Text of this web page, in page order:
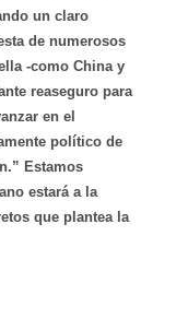
un claro
de numerosos
-como China y
reaseguro para
en el
político de
Estamos
estará a la
que plantea la